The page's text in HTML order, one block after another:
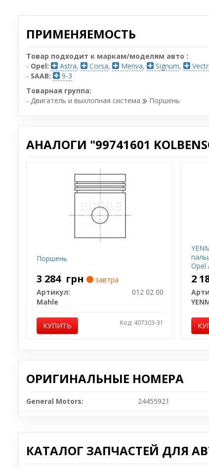
ПРИМЕНЯЕМОСТЬ
Товар подходит к маркам/моделям авто :
- Opel: Astra, Corsa, Meriva, Signum,
- SAAB:
9-3
Товарная группа:
- Двигатель и выхлопная система
Поршень
АНАЛОГИ "99741601
Поршень
3 284 грн
завтра
Артикул:
012 02 00
Mahle
КУПИТЬ Код: 407303-31
Opel
XE,
2
ОРИГИНАЛЬНЫЕ НОМЕРА
General Motors: 24455921
КАТАЛОГ ЗАПЧАСТЕЙ ДЛЯ